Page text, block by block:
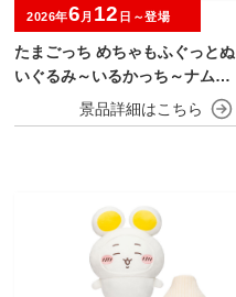
たまごっち めちゃもふぐっとぬ
いぐるみ～いるかっち～ナムコ
キャンペーン
2026年6 月 12 日～登場